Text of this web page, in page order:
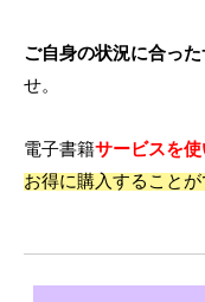
ご自身の状況に合っ
せ。
電子書籍サービスを
お得に購入することが